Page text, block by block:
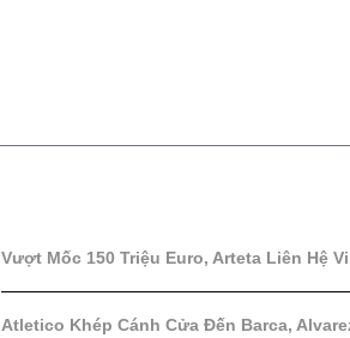
Vượt Mốc 150 Triệu Euro, Arteta Liên Hệ
Atletico Khép Cánh Cửa Đến Barca,